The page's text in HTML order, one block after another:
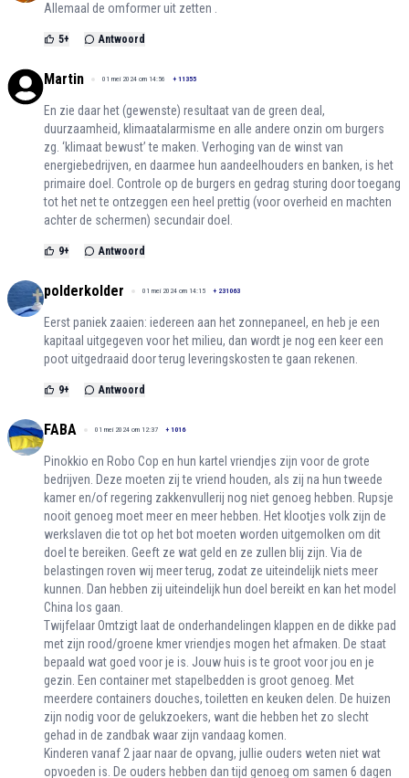
Allemaal de omformer uit zetten .
5+ Antwoord
Martin 01 mei 2024 om 14:56 + 11355
En zie daar het (gewenste) resultaat van de green deal,
duurzaamheid, klimaatalarmisme en alle andere onzin om burgers
zg. ‘klimaat bewust’ te maken. Verhoging van de winst van
energiebedrijven, en daarmee hun aandeelhouders en banken, is het
primaire doel. Controle op de burgers en gedrag sturing door toegang
tot het net te ontzeggen een heel prettig (voor overheid en machten
achter de schermen) secundair doel.
9+ Antwoord
polderkolder 01 mei 2024 om 14:15 + 231063
Eerst paniek zaaien: iedereen aan het zonnepaneel, en heb je een
kapitaal uitgegeven voor het milieu, dan wordt je nog een keer een
poot uitgedraaid door terug leveringskosten te gaan rekenen.
9+ Antwoord
FABA 01 mei 2024 om 12:37 + 1016
Pinokkio en Robo Cop en hun kartel vriendjes zijn voor de grote
bedrijven. Deze moeten zij te vriend houden, als zij na hun tweede
kamer en/of regering zakkenvullerij nog niet genoeg hebben. Rupsje
nooit genoeg moet meer en meer hebben. Het klootjes volk zijn de
werkslaven die tot op het bot moeten worden uitgemolken om dit
doel te bereiken. Geeft ze wat geld en ze zullen blij zijn. Via de
belastingen roven wij meer terug, zodat ze uiteindelijk niets meer
kunnen. Dan hebben zij uiteindelijk hun doel bereikt en kan het model
China los gaan.
Twijfelaar Omtzigt laat de onderhandelingen klappen en de dikke pad
met zijn rood/groene kmer vriendjes mogen het afmaken. De staat
bepaald wat goed voor je is. Jouw huis is te groot voor jou en je
gezin. Een container met stapelbedden is groot genoeg. Met
meerdere containers douches, toiletten en keuken delen. De huizen
zijn nodig voor de gelukzoekers, want die hebben het zo slecht
gehad in de zandbak waar zijn vandaag komen.
Kinderen vanaf 2 jaar naar de opvang, jullie ouders weten niet wat
opvoeden is. De ouders hebben dan tijd genoeg om samen 6 dagen